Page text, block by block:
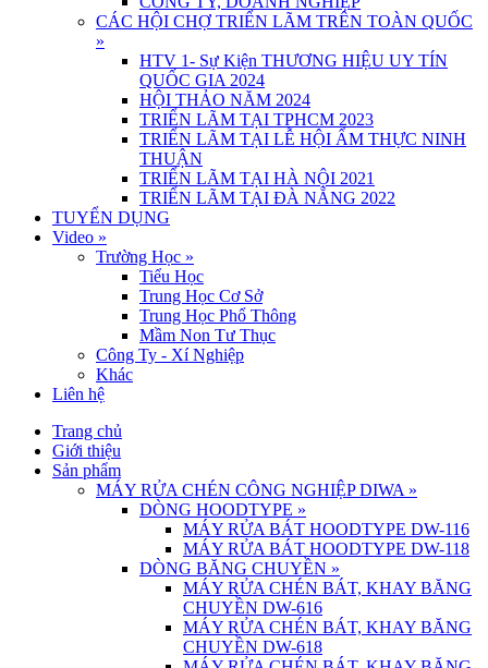
CÁC HỘI CHỢ TRIỂN LÃM TRÊN TOÀN QUỐC
»
HTV 1- Sự Kiện THƯƠNG HIỆU UY TÍN
QUỐC GIA 2024
HỘI THẢO NĂM 2024
TRIỂN LÃM TẠI TPHCM 2023
TRIỂN LÃM TẠI LỄ HỘI ẨM THỰC NINH
THUẬN
TRIỂN LÃM TẠI HÀ NỘI 2021
TRIỂN LÃM TẠI ĐÀ NẴNG 2022
TUYỂN DỤNG
Video »
Trường Học »
Tiểu Học
Trung Học Cơ Sở
Trung Học Phổ Thông
Mầm Non Tư Thục
Công Ty - Xí Nghiệp
Khác
Liên hệ
Trang chủ
Giới thiệu
Sản phẩm
MÁY RỬA CHÉN CÔNG NGHIỆP DIWA »
DÒNG HOODTYPE »
MÁY RỬA BÁT HOODTYPE DW-116
MÁY RỬA BÁT HOODTYPE DW-118
DÒNG BĂNG CHUYỀN »
MÁY RỬA CHÉN BÁT, KHAY BĂNG
CHUYỀN DW-616
MÁY RỬA CHÉN BÁT, KHAY BĂNG
CHUYỀN DW-618